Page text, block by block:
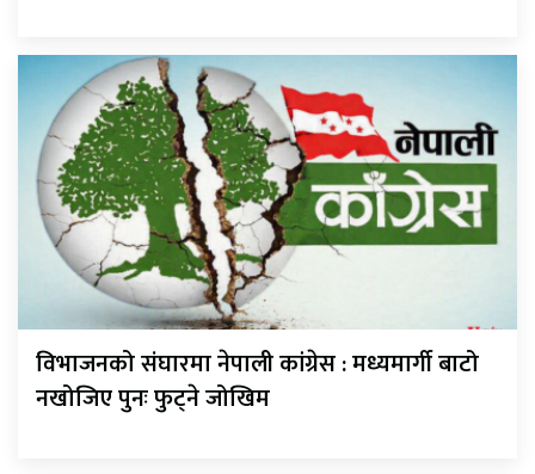
विभाजनको संघारमा नेपाली कांग्रेस : मध्यमार्गी बाटो
नखोजिए पुनः फुट्ने जोखिम